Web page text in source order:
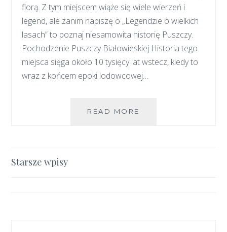
florą. Z tym miejscem wiąże się wiele wierzeń i
legend, ale zanim napiszę o „Legendzie o wielkich
lasach” to poznaj niesamowita historię Puszczy.
Pochodzenie Puszczy Białowieskiej Historia tego
miejsca sięga około 10 tysięcy lat wstecz, kiedy to
wraz z końcem epoki lodowcowej…
READ MORE
Nawigacja
Starsze wpisy